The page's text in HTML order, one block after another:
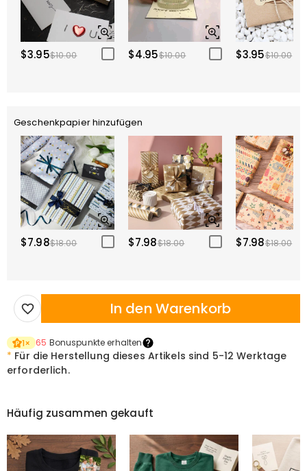
$3.95$10.00 $4.95$10.00 $3.95$10.00
Geschenkpapier hinzufügen
$7.98$18.00 $7.98$18.00 $7.98$18.00
In den Warenkorb
1× 65 Bonuspunkte erhalten
* Für die Herstellung dieses Artikels sind 5-12 Werktage
erforderlich.
Häufig zusammen gekauft